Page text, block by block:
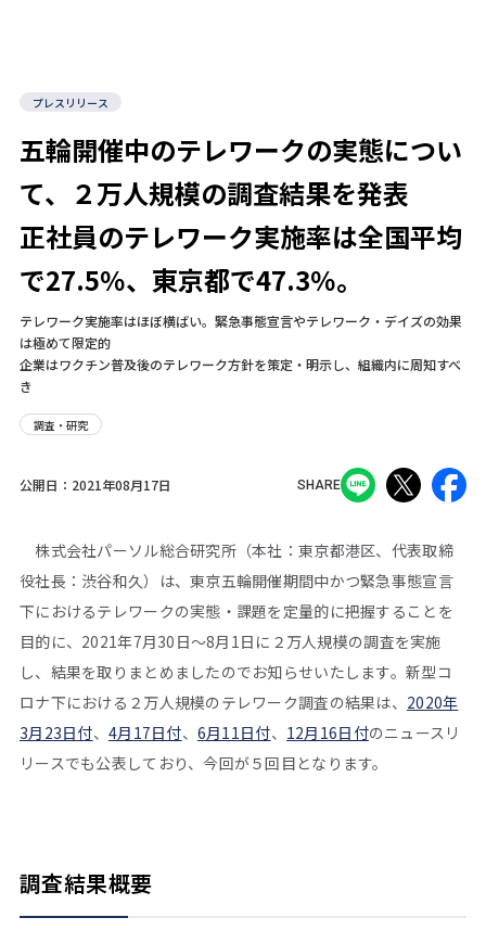
プレスリリース
五輪開催中のテレワークの実態につい
て、２万人規模の調査結果を発表
正社員のテレワーク実施率は全国平均
で27.5％、東京都で47.3％。
テレワーク実施率はほぼ横ばい。緊急事態宣言やテレワーク・デイズの効果
は極めて限定的
企業はワクチン普及後のテレワーク方針を策定・明示し、組織内に周知すべ
き
調査・研究
公開日： 2021年08月17日 SHARE
株式会社パーソル総合研究所（本社：東京都港区、代表取締
役社長：渋谷和久）は、東京五輪開催期間中かつ緊急事態宣言
下におけるテレワークの実態・課題を定量的に把握することを
目的に、2021年7月30日～8月1日に２万人規模の調査を実施
し、結果を取りまとめましたのでお知らせいたします。新型コ
ロナ下における２万人規模のテレワーク調査の結果は、 2020年
3月23日付、 4月17日付、 6月11日付、 12月16日付のニュースリ
リースでも公表しており、今回が５回目となります。
調査結果概要